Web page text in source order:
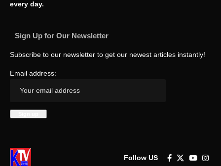
every day.
Sign Up for Our Newsletter
Subscribe to our newsletter to get our newest articles instantly!
Email address:
Follow US